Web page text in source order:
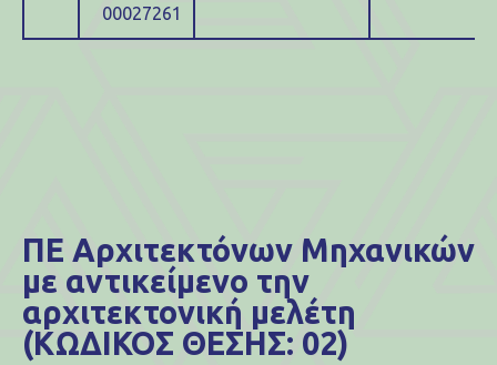
00027261
ΠΕ Αρχιτεκτόνων Μηχανικών
με αντικείμενο την
αρχιτεκτονική μελέτη
(ΚΩΔΙΚΟΣ ΘΕΣΗΣ: 02)